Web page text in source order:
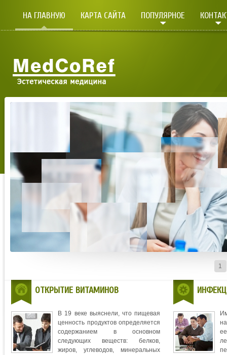
НА ГЛАВНУЮ КАРТА САЙТА ПОПУЛЯРНОЕ
1
ОТКРЫТИЕ ВИТАМИНОВ
В 19 веке выяснели, что пищевая
ценность продуктов определяется
содержанием в основном
следующих веществ: белков,
жиров, углеводов, минеральных